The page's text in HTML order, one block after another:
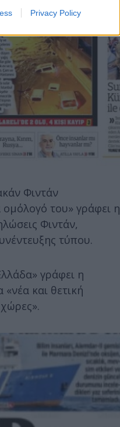
Privacy Policy
Φιντάν
του» γράφει η
Φιντάν,
τύπου.
γράφει η
«νέα και θετική